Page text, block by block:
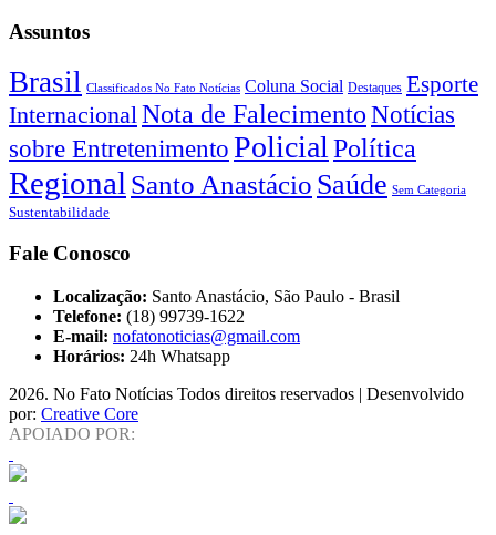
Assuntos
Brasil Classificados No Fato Notícias Coluna Social Destaques Esporte
Internacional Nota de FalecimentoNotícias
sobre EntretenimentoPolicial Política
Regional Santo Anastácio Saúde Sem Categoria
Sustentabilidade
Fale Conosco
Localização: Santo Anastácio, São Paulo - Brasil
Telefone: (18) 99739-1622
E-mail: nofatonoticias@gmail.com
Horários: 24h Whatsapp
2026. No Fato Notícias Todos direitos reservados | Desenvolvido
por: Creative Core
APOIADO POR: